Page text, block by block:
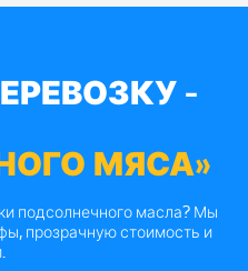
-
МЯСА»
подсолнечного масла? Мы
прозрачную стоимость и